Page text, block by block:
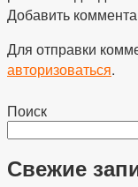
Добавить
Для отправки
авторизоваться.
Поиск
Свежие